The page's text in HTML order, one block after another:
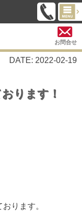
お問合せ
DATE: 2022-02-19
ります！
ります。